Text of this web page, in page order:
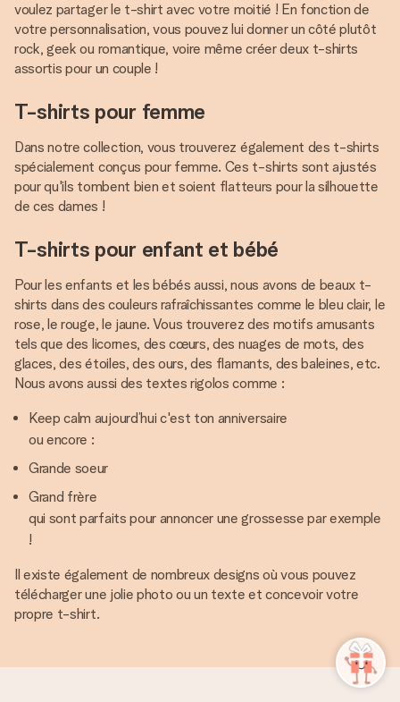
voulez partager le t-shirt avec votre moitié ! En fonction de
votre personnalisation, vous pouvez lui donner un côté plutôt
rock, geek ou romantique, voire même créer deux t-shirts
assortis pour un couple !
T-shirts pour femme
Dans notre collection, vous trouverez également des t-shirts
spécialement conçus pour femme. Ces t-shirts sont ajustés
pour qu'ils tombent bien et soient flatteurs pour la silhouette
de ces dames !
T-shirts pour enfant et bébé
Pour les enfants et les bébés aussi, nous avons de beaux t-
shirts dans des couleurs rafraîchissantes comme le bleu clair, le
rose, le rouge, le jaune. Vous trouverez des motifs amusants
tels que des licornes, des cœurs, des nuages de mots, des
glaces, des étoiles, des ours, des flamants, des baleines, etc.
Nous avons aussi des textes rigolos comme :
Keep calm aujourd’hui c'est ton anniversaire
ou encore :
Grande soeur
Grand frère
qui sont parfaits pour annoncer une grossesse par exemple
!
Il existe également de nombreux designs où vous pouvez
télécharger une jolie photo ou un texte et concevoir votre
propre t-shirt.